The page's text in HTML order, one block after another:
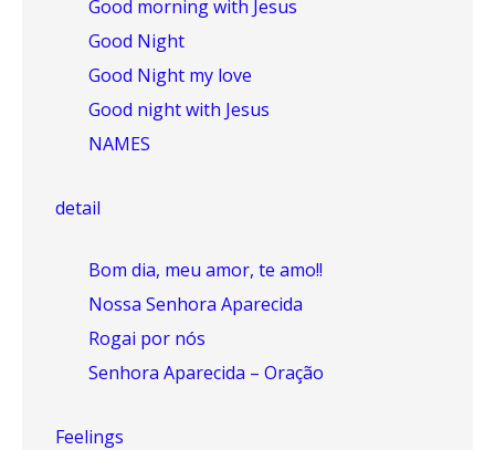
Good morning with Jesus
Good Night
Good Night my love
Good night with Jesus
NAMES
detail
Bom dia, meu amor, te amo!!
Nossa Senhora Aparecida
Rogai por nós
Senhora Aparecida – Oração
Feelings